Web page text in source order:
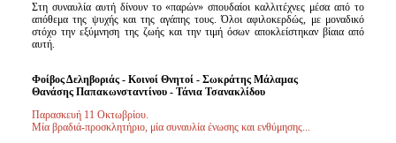
Στη συναυλία αυτή δίνουν το «παρών» σπουδαίοι καλλιτέχνες μέσα από το
απόθεμα της ψυχής και της αγάπης τους. Όλοι αφιλοκερδώς, με μοναδικό
στόχο την εξύμνηση της ζωής και την τιμή όσων αποκλείστηκαν βίαια από
αυτή.
Φοίβος Δεληβοριάς - Κοινοί Θνητοί - Σωκράτης Μάλαμας
Θανάσης Παπακωνσταντίνου - Τάνια Τσανακλίδου
Παρασκευή 11 Οκτωβρίου.
Μία βραδιά-προσκλητήριο, μία συναυλία ένωσης και ενθύμησης...